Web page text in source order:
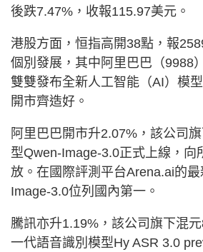
後跌7.47%，收報115.97美元。
港股方面，恒指高開38點，報
個別發展，其中阿里巴巴（9988
雙雙發布全新人工智能（AI）模
開市齊造好。
阿里巴巴開市升2.07%，該公司
型Qwen-Image-3.0正式上線，向
放。在國際評測平台Arena.ai的
Image-3.0位列國內第一。
騰訊亦升1.19%，該公司旗下混
一代語音識別模型Hy ASR 3.0